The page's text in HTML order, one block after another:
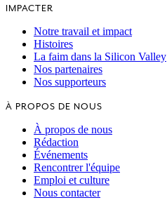
IMPACTER
Notre travail et impact
Histoires
La faim dans la Silicon Valley
Nos partenaires
Nos supporteurs
À PROPOS DE NOUS
À propos de nous
Rédaction
Événements
Rencontrer l'équipe
Emploi et culture
Nous contacter